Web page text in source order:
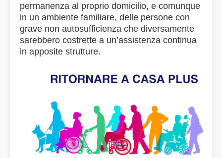
permanenza al proprio domicilio, e comunque
in un ambiente familiare, delle persone con
grave non autosufficienza che diversamente
sarebbero costrette a un’assistenza continua
in apposite strutture.